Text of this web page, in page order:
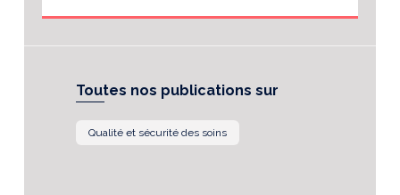
Toutes nos publications sur
Qualité et sécurité des soins